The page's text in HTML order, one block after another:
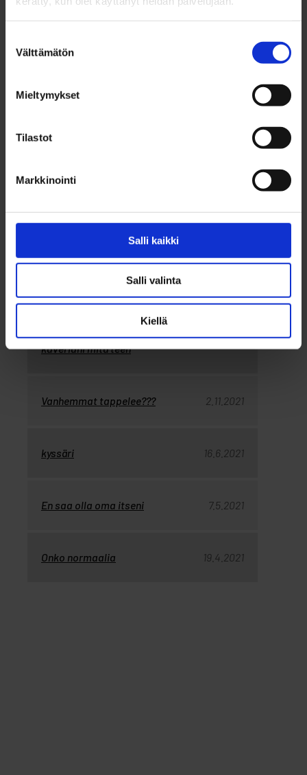
valinta
Välttämätön
Mieltymykset
Tilastot
Markkinointi
Salli kaikki
Salli valinta
Kiellä
Muita kysymyksiä
Töissä ahdistava tyyppi
kaveriani mitä teen
Vanhemmat tappelee??? 2.11.2021
kyssäri 16.6.2021
En saa olla oma itseni 7.5.2021
Onko normaalia 19.4.2021